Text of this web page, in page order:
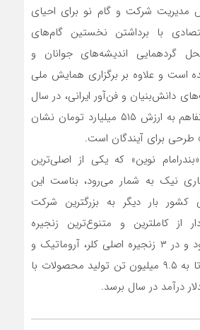
مدیریت شرکت و گام نو برای احیای
با برداشتن نخستین گام‌های
محل گردهمایی اندیشه‌های جوانان و
است و علاوه بر برگزاری همایش ملی
دانش‌بنیان و فن‌آور ایرانی، در سال
۱۴۰۱ با ۱۸ قرارداد و تفاهم به ارزش ۵۱۵ میلیارد تومان نشان
طرحی برای آیندگان است.
در چشم‌انداز ۱۴۰۷ «بندرامام نوین» که یکی از اصلی‌ترین
نیک به شمار می‌رود، بناست این
کشور بار دیگر به بزرگترین شرکت
از کاملترین و متنوع‌ترین زنجیره
محصولات تبدیل شود و در ۳ زنجیره اصلی کلر، آروماتیک و
الفین‌ها توسعه یابد تا به ۹.۵ میلیون تن تولید محصولات با